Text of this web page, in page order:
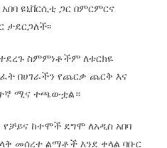
ዩኒቨርሲቲ ጋር በምርምርና
ታደርጋለች፡፡
ስምምነቶችም ለቱርክዬ
በሀገራችን የጨርቃ ጨርቅ እና
ሚና ተጫውቷል።
የቻይና ከተሞች ደግሞ ለአዲስ አበባ
መሰረተ ልማቶች እንደ ቀላል ባቡር